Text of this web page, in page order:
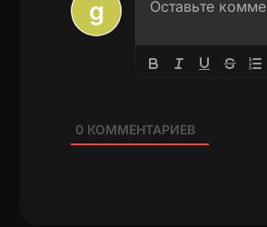
0КОММЕНТАРИЕВ